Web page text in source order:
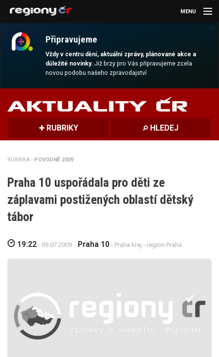
Připravujeme
Vždy v centru dění, aktuální zprávy, plánované akce a
důležité novinky.Již brzy pro Vás připravujeme zcela
novou podobu našeho zpravodajství
MENU
AKTUALITY
MAGAZÍN
DALŠÍ
REGION
RUBRIKY HLEDEJ
RUBRIKA › POVODNĚ 2009
Praha 10 uspořádala pro děti ze
záplavami postižených oblastí dětský
tábor
19:22 - 09.07.2009 Praha 10 › Praha kraj › region Praha